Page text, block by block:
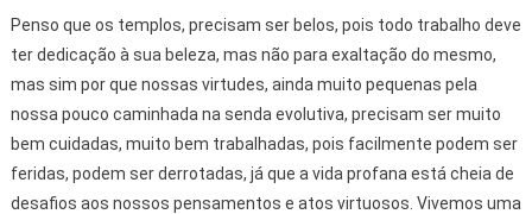
Penso que os templos, precisam ser belos, pois todo trabalho deve
ter dedicação à sua beleza, mas não para exaltação do mesmo,
mas sim por que nossas virtudes, ainda muito pequenas pela
nossa pouco caminhada na senda evolutiva, precisam ser muito
bem cuidadas, muito bem trabalhadas, pois facilmente podem ser
feridas, podem ser derrotadas, já que a vida profana está cheia de
desafios aos nossos pensamentos e atos virtuosos. Vivemos uma